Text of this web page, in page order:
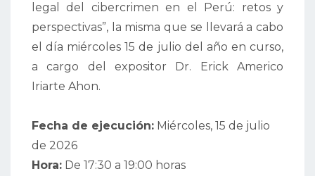
legal del cibercrimen en el Perú: retos y
perspectivas”, la misma que se llevará a cabo
el día miércoles 15 de julio del año en curso,
a cargo del expositor Dr. Erick Americo
Iriarte Ahon.
Fecha de ejecución: Miércoles, 15 de julio
de 2026
Hora: De 17:30 a 19:00 horas